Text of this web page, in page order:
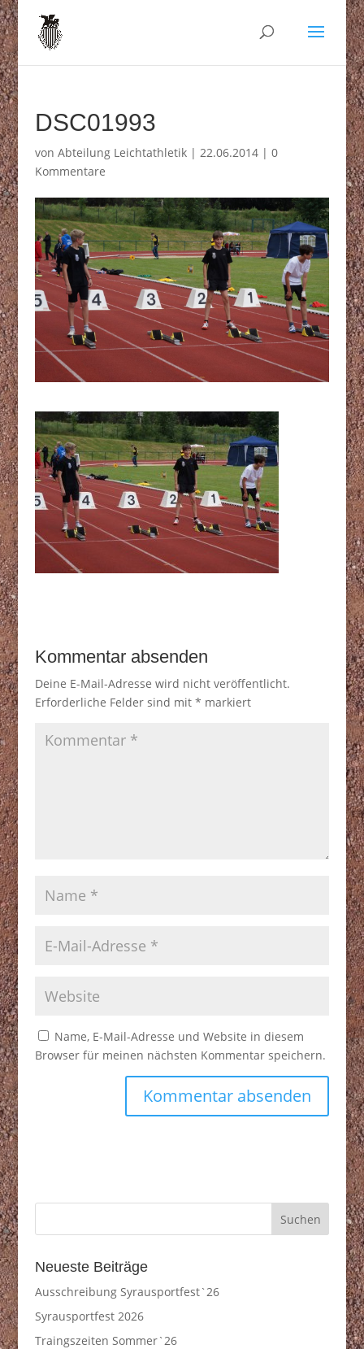
DSC01993
von Abteilung Leichtathletik| 22.06.2014| 0
Kommentare
Kommentar absenden
Deine E-Mail-Adresse wird nicht veröffentlicht.
Erforderliche Felder sind mit * markiert
Name, E-Mail-Adresse und Website in diesem
Browser für meinen nächsten Kommentar speichern.
Neueste Beiträge
Ausschreibung Syrausportfest`26
Syrausportfest 2026
Traingszeiten Sommer`26